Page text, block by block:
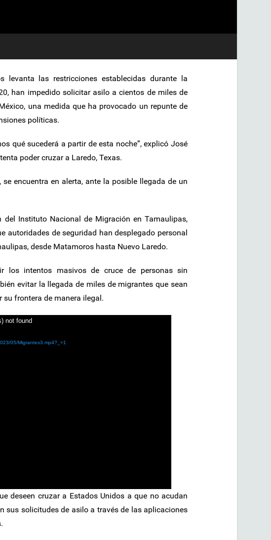
levanta las restricciones establecidas durante la
han impedido solicitar asilo a cientos de miles de
una medida que ha provocado un repunte de
políticas.
qué sucederá a partir de esta noche”, explicó José
poder cruzar a Laredo, Texas.
encuentra en alerta, ante la posible llegada de un
del Instituto Nacional de Migración en Tamaulipas,
autoridades de seguridad han desplegado personal
desde Matamoros hasta Nuevo Laredo.
los intentos masivos de cruce de personas sin
evitar la llegada de miles de migrantes que sean
su frontera de manera ilegal.
not found
05/Migrantes3.mp4?_=1
deseen cruzar a Estados Unidos a que no acudan
sus solicitudes de asilo a través de las aplicaciones